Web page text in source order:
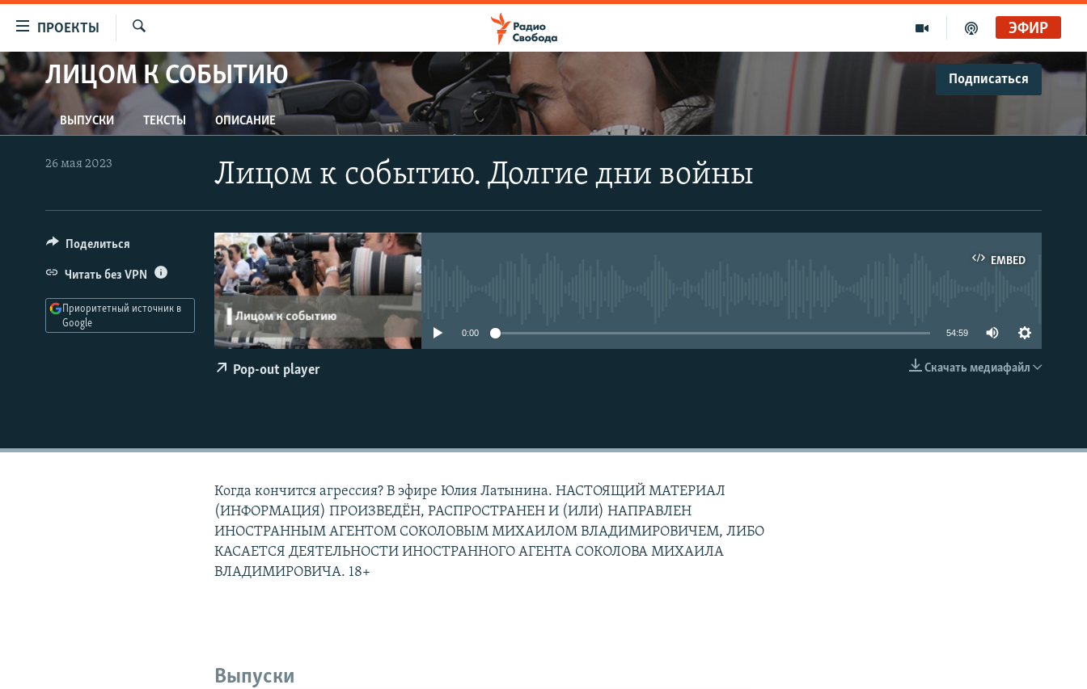
упрощенного
доступа
Вернуться
к
основному
главной
Вернутся
ПРОЕКТЫ
ПРОГРАММЫ
ПОДКАСТЫ
АВТОРСКИЕ ПРОЕКТЫ
ЦИТАТЫ СВОБОДЫ
IDEL.РЕАЛИИ
КАВКАЗ.РЕАЛИИ
СЕВЕР.РЕАЛИИ
СИБИРЬ.РЕАЛИИ
Искать
ЭФИР
ЛИЦОМ К СОБЫТИЮ Подписаться
ВЫПУСКИ ТЕКСТЫ ОПИСАНИЕ
Лицом к событию. Долгие дни войны
26 мая 2023
EMBED
EMBED
0:00 54:59
Скачать медиафайл
Pop-out player
Поделиться
Читать без VPN
Приоритетный источник в
Google
Когда кончится агрессия? В эфире Юлия Латынина. НАСТОЯЩИЙ МАТЕРИАЛ
(ИНФОРМАЦИЯ) ПРОИЗВЕДЁН, РАСПРОСТРАНЕН И (ИЛИ) НАПРАВЛЕН
ИНОСТРАННЫМ АГЕНТОМ СОКОЛОВЫМ МИХАИЛОМ ВЛАДИМИРОВИЧЕМ, ЛИБО
КАСАЕТСЯ ДЕЯТЕЛЬНОСТИ ИНОСТРАННОГО АГЕНТА СОКОЛОВА МИХАИЛА
ВЛАДИМИРОВИЧА. 18+
Выпуски